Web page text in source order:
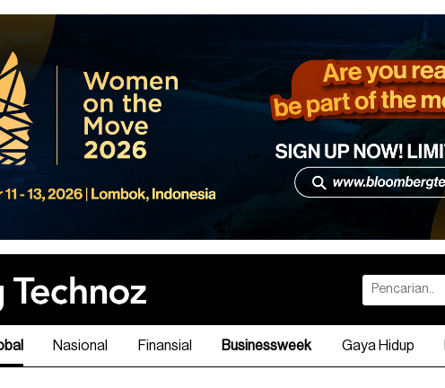
Nasional Finansial Businessweek Gaya Hidup